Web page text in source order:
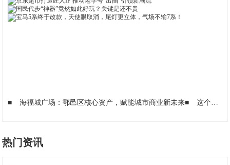
■ 海福城广场：鄠邑区核心资产，赋能城市商业新未来■ 这个党支部获评省国资委“示范党支部”
热门资讯